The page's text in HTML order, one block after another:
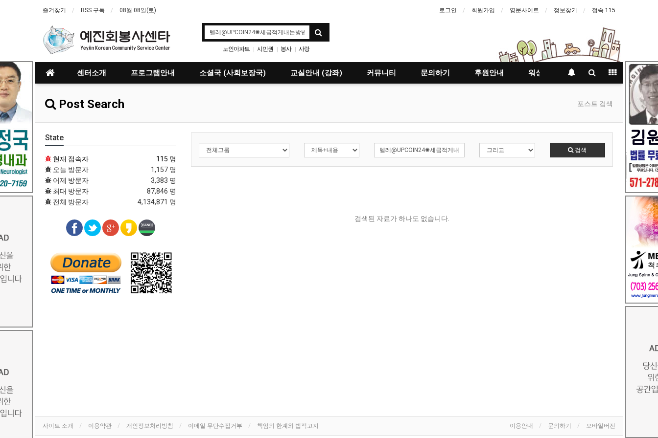
즐겨찾기 RSS 구독 08월 08일(토) 로그인 회원가입 영문사이트 정보찾기 접속 115
노인아파트 | 시민권 | 봉사 | 사랑
센터소개 프로그램안내 소셜국 (사회보장국) 교실안내 (강좌) 커뮤니티 문의하기 후원안내 워싱턴등대지기
Post Search 포스트 검색
검색
검색된 자료가 하나도 없습니다.
State
현재 접속자
115 명
오늘 방문자
1,157 명
어제 방문자
3,383 명
최대 방문자
87,846 명
전체 방문자
4,134,871 명
사이트 소개 이용약관 개인정보처리방침 이메일 무단수집거부 책임의 한계와 법적고지 이용안내 문의하기 모바일버전